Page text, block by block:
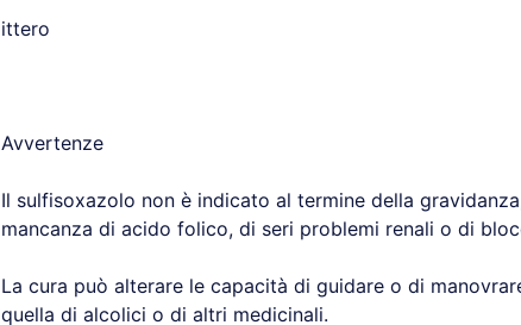
ittero
Avvertenze
Il sulfisoxazolo non è indicato al termine della
mancanza di acido folico, di seri problemi renali o di
La cura può alterare le capacità di guidare o di
quella di alcolici o di altri medicinali.